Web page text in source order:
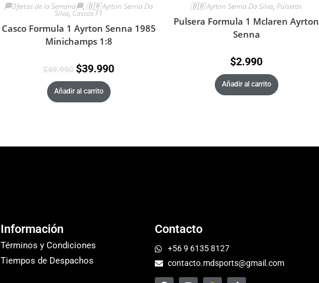
🏁Ofertas de la Semana🏁, 🇧🇷 Ayrton Senna Da
Silva, Cascos F1
Casco Formula 1 Ayrton Senna 1985
Minichamps 1:8
$49.990 $39.990
Añadir al carrito
🇧🇷 Ayrton Senna Da Silva, Pulseras
Pulsera Formula 1 Mclaren Ayrton
Senna
$2.990
Añadir al carrito
Información
Términos y Condiciones
Tiempos de Despachos
Contacto
+56 9 6135 8127
contacto.mdsports@gmail.com